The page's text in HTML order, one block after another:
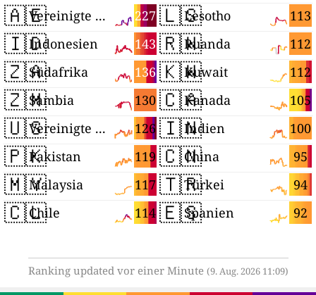
🇦🇪 227
Vereinigte Arabische Emirate
🇮🇩 143
Indonesien
🇿🇦 136
Südafrika
🇿🇲 130
Sambia
🇺🇸 126
Vereinigte Staaten
🇵🇰 119
Pakistan
🇲🇾 117
Malaysia
🇨🇱 114
Chile
🇱🇸 113
Lesotho
🇷🇼 112
Ruanda
🇰🇼 112
Kuwait
🇨🇦 105
Kanada
🇮🇳 100
Indien
🇨🇳 95
China
🇹🇷 94
Türkei
🇪🇸 92
Spanien
Ranking updated vor einer Minute (9. Aug. 2026 11:09)